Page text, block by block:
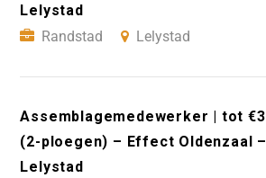
Lelystad
Randstad
Lelystad
Assemblagemedewerker | tot
(2-ploegen) – Effect Oldenzaal –
Lelystad